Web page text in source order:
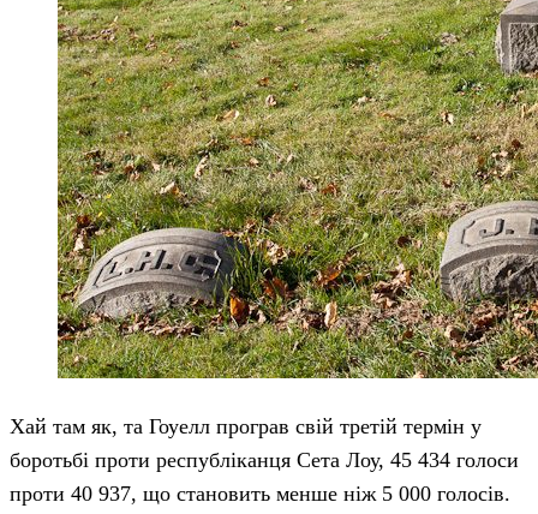
Хай там як, та Гоуелл програв свій третій термін у
боротьбі проти республіканця Сета Лоу, 45 434 голоси
проти 40 937, що становить менше ніж 5 000 голосів.